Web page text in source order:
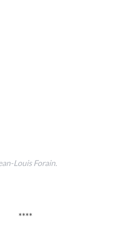
Louis Forain.
****